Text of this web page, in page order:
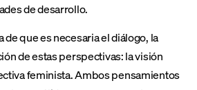
de desarrollo.
de que es necesaria el diálogo, la
de estas perspectivas: la visión
feminista. Ambos pensamientos